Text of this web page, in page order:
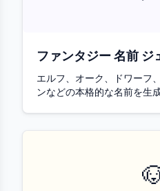
ファンタジー 名前 ジ
エルフ、オーク、ドワーフ
ンなどの本格的な名前を生成